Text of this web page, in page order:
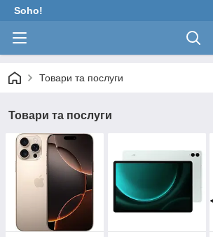
Soho!
Товари та послуги
Товари та послуги